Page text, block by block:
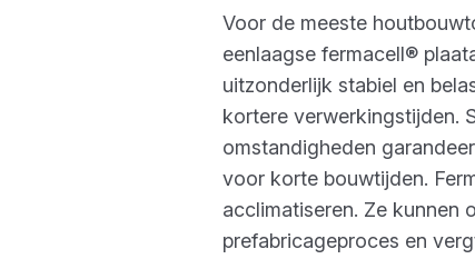
Voor de meeste
eenlaagse fermacell®
uitzonderlijk stabiel en
kortere verwerkingstijden.
omstandigheden
voor korte bouwtijden.
acclimatiseren. Ze kunnen
prefabricageproces en